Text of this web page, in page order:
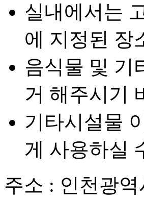
실내에서는
에 지정된 장
음식물 및 기
거 해주시기
기타시설물
게 사용하실
주소 : 인천광